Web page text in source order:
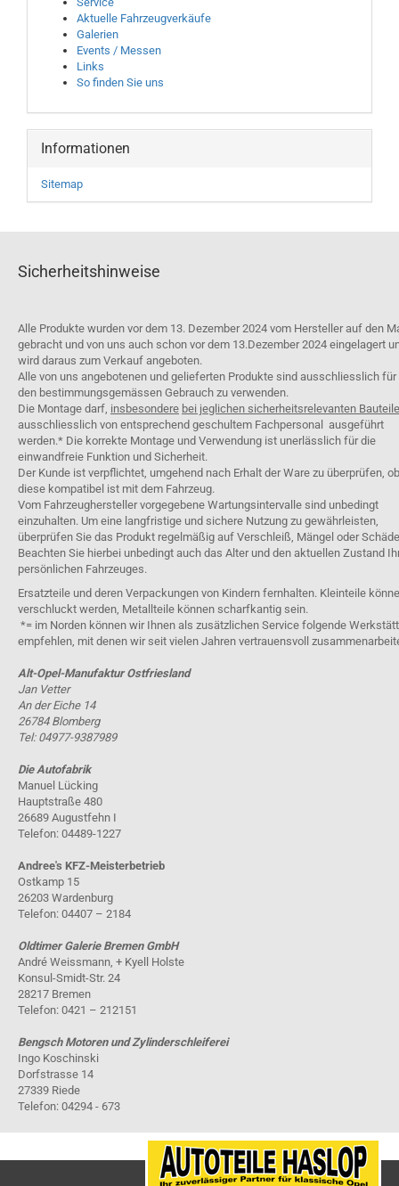
Aktuelle Fahrzeugverkäufe
Galerien
Events / Messen
Links
So finden Sie uns
Informationen
Sitemap
Sicherheitshinweise
Alle Produkte wurden vor dem 13. Dezember 2024 vom Hersteller auf den
gebracht und von uns auch schon vor dem 13.Dezember 2024 eingelagert
wird daraus zum Verkauf angeboten.
Alle von uns angebotenen und gelieferten Produkte sind ausschliesslich für
den bestimmungsgemässen Gebrauch zu verwenden.
Die Montage darf, insbesondere bei jeglichen sicherheitsrelevanten
ausschliesslich von entsprechend geschultem Fachpersonal ausgeführt
werden.* Die korrekte Montage und Verwendung ist unerlässlich für die
einwandfreie Funktion und Sicherheit.
Der Kunde ist verpflichtet, umgehend nach Erhalt der Ware zu überprüfen, ob
diese kompatibel ist mit dem Fahrzeug.
Vom Fahrzeughersteller vorgegebene Wartungsintervalle sind unbedingt
einzuhalten. Um eine langfristige und sichere Nutzung zu gewährleisten,
überprüfen Sie das Produkt regelmäßig auf Verschleiß, Mängel oder
Beachten Sie hierbei unbedingt auch das Alter und den aktuellen Zustand
persönlichen Fahrzeuges.
Ersatzteile und deren Verpackungen von Kindern fernhalten. Kleinteile
verschluckt werden, Metallteile können scharfkantig sein.
*= im Norden können wir Ihnen als zusätzlichen Service folgende
empfehlen, mit denen wir seit vielen Jahren vertrauensvoll
Alt-Opel-Manufaktur Ostfriesland
Jan Vetter
An der Eiche 14
26784 Blomberg
Tel: 04977-9387989
Die Autofabrik
Manuel Lücking
Hauptstraße 480
26689 Augustfehn I
Telefon: 04489-1227
Andree's KFZ-Meisterbetrieb
Ostkamp 15
26203 Wardenburg
Telefon: 04407 – 2184
Oldtimer Galerie Bremen GmbH
André Weissmann, + Kyell Holste
Konsul-Smidt-Str. 24
28217 Bremen
Telefon: 0421 – 212151
Bengsch Motoren und Zylinderschleiferei
Ingo Koschinski
Dorfstrasse 14
27339 Riede
Telefon: 04294 - 673